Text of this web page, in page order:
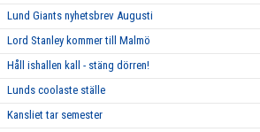
Lund Giants nyhetsbrev Augusti
Lord Stanley kommer till Malmö
Håll ishallen kall - stäng dörren!
Lunds coolaste ställe
Kansliet tar semester